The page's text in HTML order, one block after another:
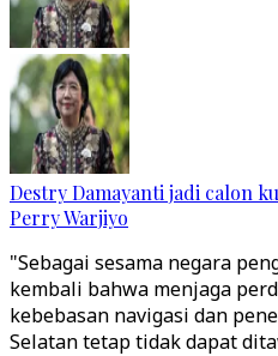
Destry Damayanti jadi calon
Perry Warjiyo
"Sebagai sesama negara
kembali bahwa menjaga
kebebasan navigasi dan
Selatan tetap tidak dapat